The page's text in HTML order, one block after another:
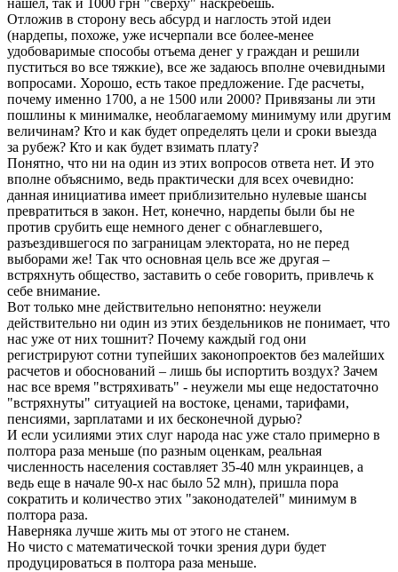
нашел, так и 1000 грн "сверху" наскребешь.
Отложив в сторону весь абсурд и наглость этой идеи
(нардепы, похоже, уже исчерпали все более-менее
удобоваримые способы отъема денег у граждан и решили
пуститься во все тяжкие), все же задаюсь вполне очевидными
вопросами. Хорошо, есть такое предложение. Где расчеты,
почему именно 1700, а не 1500 или 2000? Привязаны ли эти
пошлины к минималке, необлагаемому минимуму или другим
величинам? Кто и как будет определять цели и сроки выезда
за рубеж? Кто и как будет взимать плату?
Понятно, что ни на один из этих вопросов ответа нет. И это
вполне объяснимо, ведь практически для всех очевидно:
данная инициатива имеет приблизительно нулевые шансы
превратиться в закон. Нет, конечно, нардепы были бы не
против срубить еще немного денег с обнаглевшего,
разъездившегося по заграницам электората, но не перед
выборами же! Так что основная цель все же другая –
встряхнуть общество, заставить о себе говорить, привлечь к
себе внимание.
Вот только мне действительно непонятно: неужели
действительно ни один из этих бездельников не понимает, что
нас уже от них тошнит? Почему каждый год они
регистрируют сотни тупейших законопроектов без малейших
расчетов и обоснований – лишь бы испортить воздух? Зачем
нас все время "встряхивать" - неужели мы еще недостаточно
"встряхнуты" ситуацией на востоке, ценами, тарифами,
пенсиями, зарплатами и их бесконечной дурью?
И если усилиями этих слуг народа нас уже стало примерно в
полтора раза меньше (по разным оценкам, реальная
численность населения составляет 35-40 млн украинцев, а
ведь еще в начале 90-х нас было 52 млн), пришла пора
сократить и количество этих "законодателей" минимум в
полтора раза.
Наверняка лучше жить мы от этого не станем.
Но чисто с математической точки зрения дури будет
продуцироваться в полтора раза меньше.